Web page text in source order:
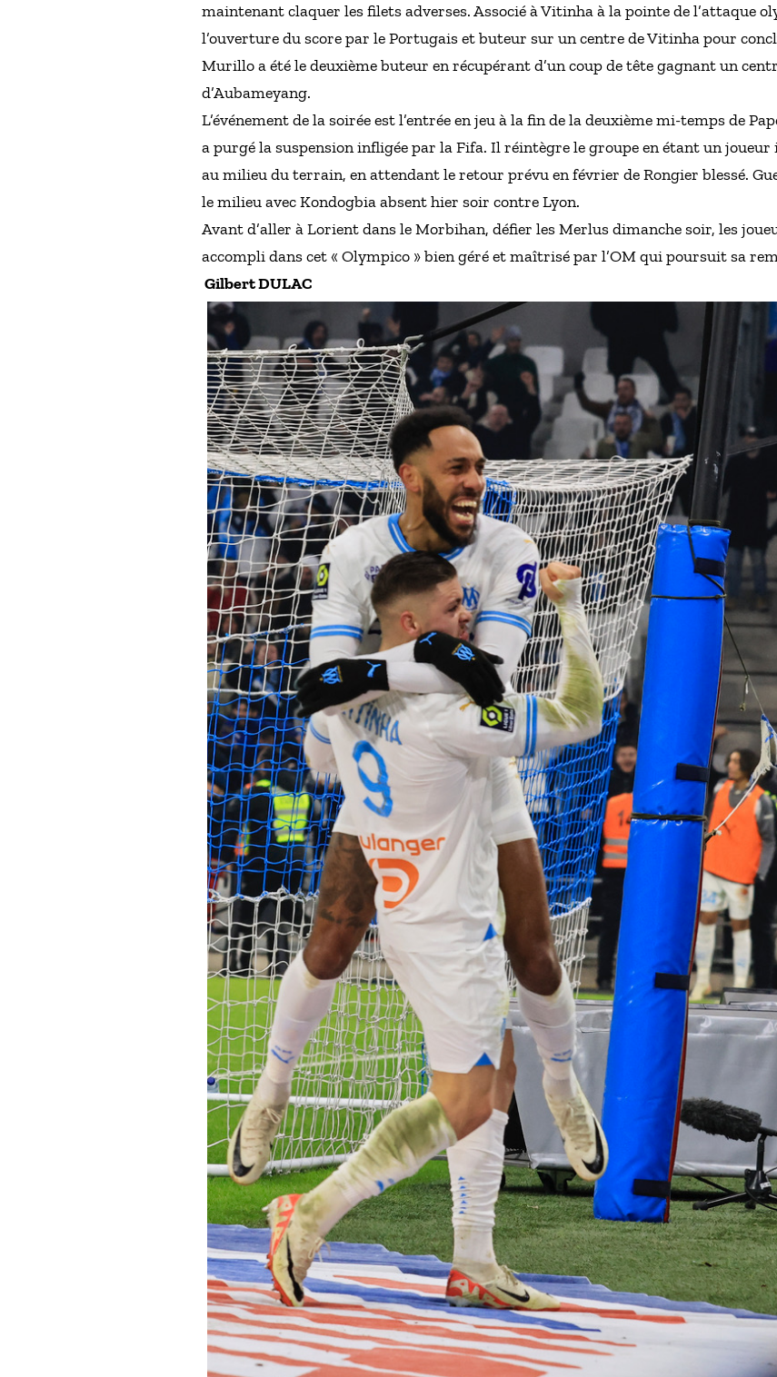
maintenant claquer les filets adverses. Associé à Vitinha à la pointe de l’attaque
l’ouverture du score par le Portugais et buteur sur un centre de Vitinha pour
Murillo a été le deuxième buteur en récupérant d’un coup de tête gagnant un
d’Aubameyang.
L’événement de la soirée est l’entrée en jeu à la fin de la deuxième mi-temps de
a purgé la suspension infligée par la Fifa. Il réintègre le groupe en étant un
au milieu du terrain, en attendant le retour prévu en février de Rongier blessé.
le milieu avec Kondogbia absent hier soir contre Lyon.
Avant d’aller à Lorient dans le Morbihan, défier les Merlus dimanche soir, les
accompli dans cet « Olympico » bien géré et maîtrisé par l’OM qui poursuit sa
Gilbert DULAC